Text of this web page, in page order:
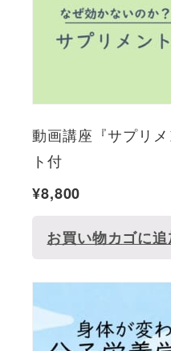
動画講座『サプリ
ト付
¥8,800
お買い物カゴに追